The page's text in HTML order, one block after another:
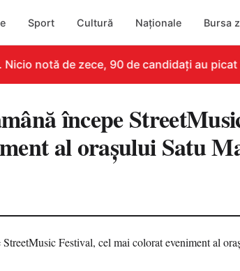
Sport Cultură Naționale Bursa
notă de zece, 90 de candidați au picat
începe
al orașului Satu